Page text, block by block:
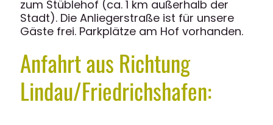
zum Stüblehof (ca. 1 km außerhalb der
Stadt). Die Anliegerstraße ist für unsere
Gäste frei. Parkplätze am Hof vorhanden.
Anfahrt aus Richtung
Lindau/Friedrichshafen: